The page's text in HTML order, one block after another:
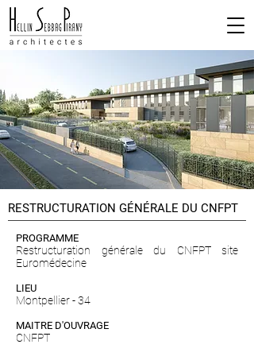
RESTRUCTURATION GÉNÉRALE DU CNFPT
PROGRAMME
Restructuration générale du CNFPT site
Euromédecine
LIEU
Montpellier - 34
MAITRE D'OUVRAGE
CNFPT